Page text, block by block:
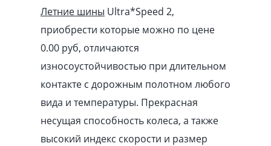
Летние шины Ultra*Speed 2,
приобрести которые можно по цене
0.00 pуб, отличаются
износоустойчивостью при длительном
контакте с дорожным полотном любого
вида и температуры. Прекрасная
несущая способность колеса, а также
высокий индекс скорости и размер